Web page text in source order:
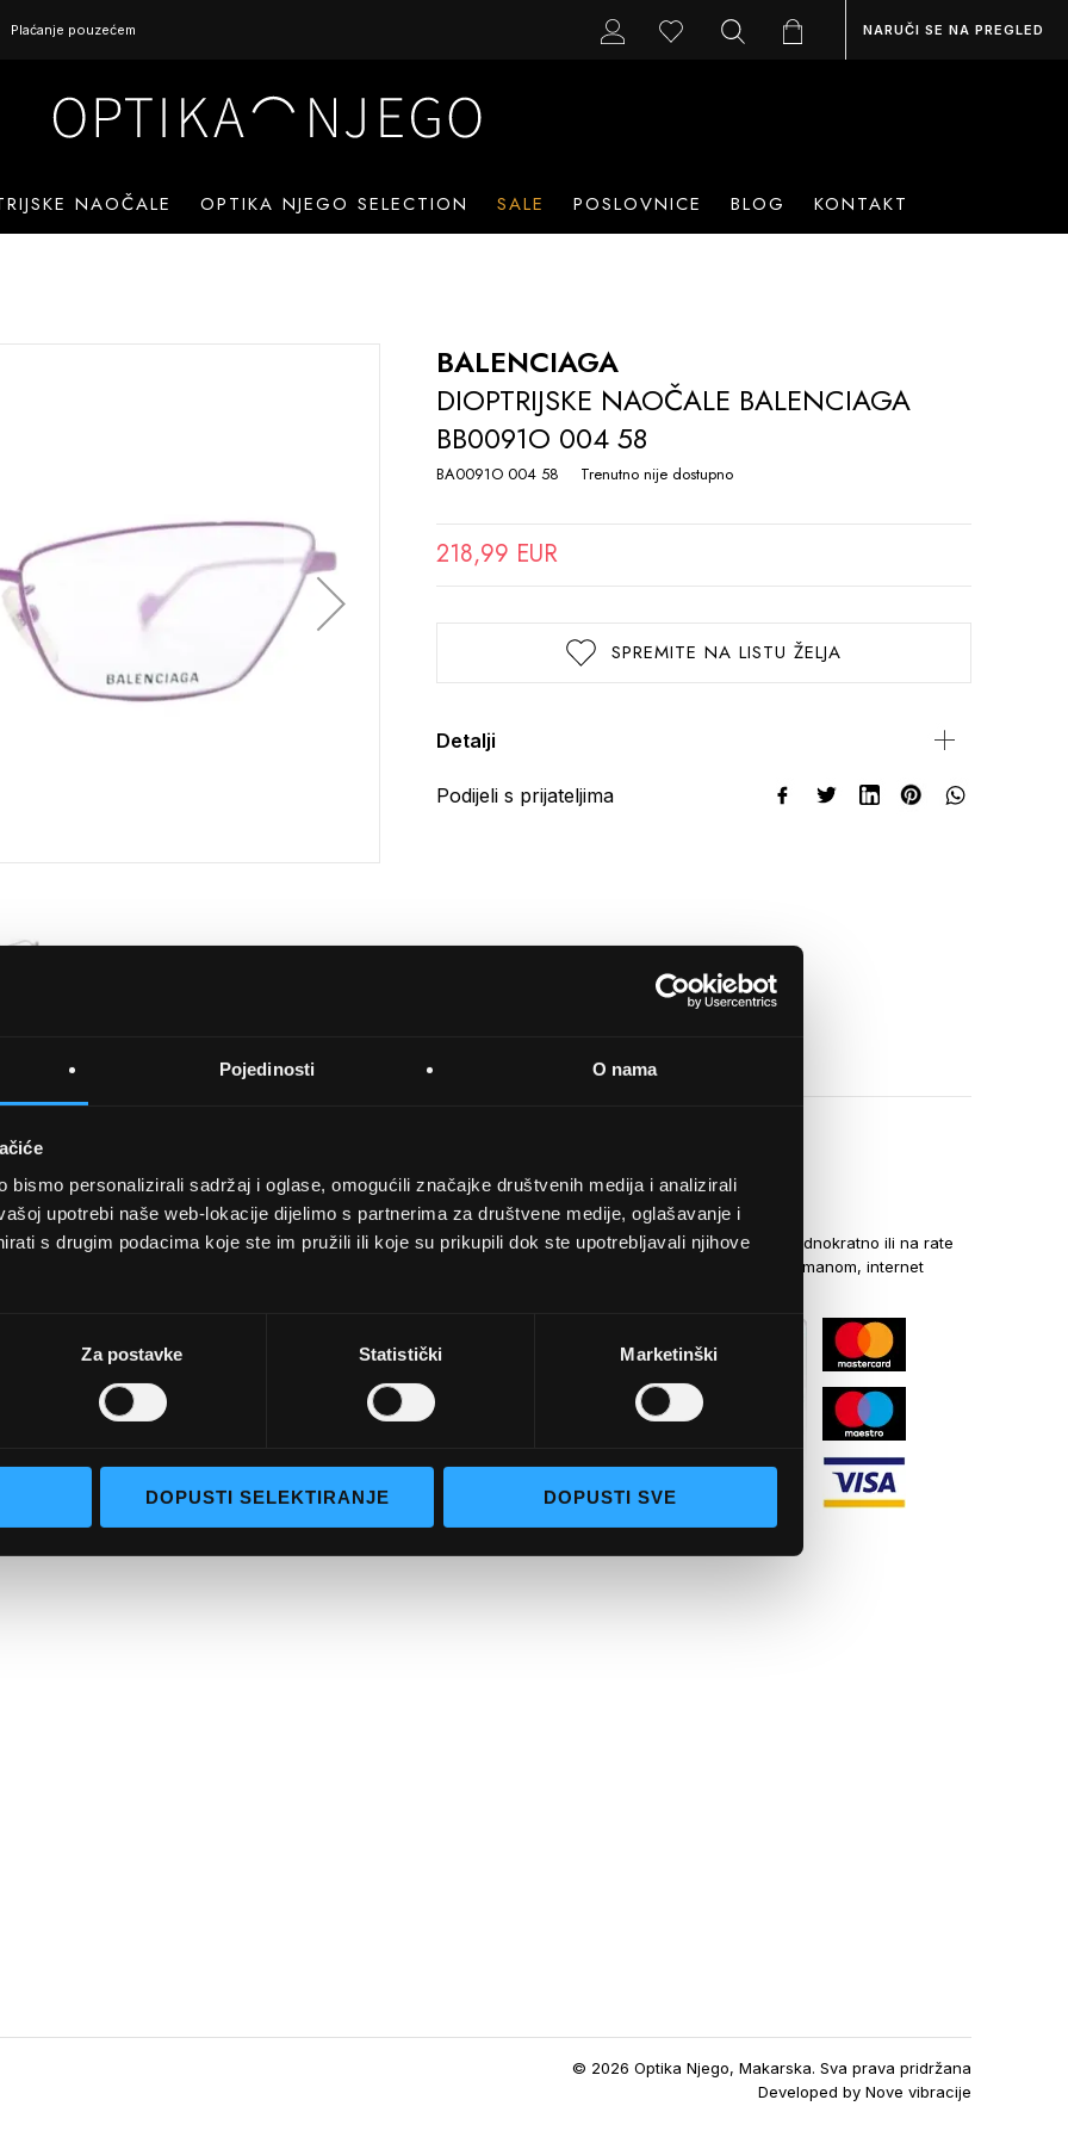
Pojedinosti O nama
bismo personalizirali sadržaj i oglase, omogućili značajke društvenih medija i analizirali
upotrebi naše web-lokacije dijelimo s partnerima za društvene medije, oglašavanje i
s drugim podacima koje ste im pružili ili koje su prikupili dok ste upotrebljavali njihove
Za postavke Statistički Marketinški
DOPUSTI SELEKTIRANJE DOPUSTI SVE
Plaćanje pouzećem NARUČI SE NA PREGLED
NAOČALE OPTIKA NJEGO SELECTION SALE POSLOVNICE BLOG KONTAKT
BALENCIAGA
DIOPTRIJSKE NAOČALE BALENCIAGA
BB0091O 004 58
BA0091O 004 58 Trenutno nije dostupno
218,99 EUR
SPREMITE NA LISTU ŽELJA
Detalji
Podijeli s prijateljima
selection
UVJETI KUPNJE
Opći uvjeti poslovanja
Napredno pretraživanje
Narudžbe i povrati
NAČINI PLAĆANJA
Kreditnim karticama jednokratno ili na rate
općom uplatnicom, virmanom, internet
© 2026 Optika Njego, Makarska. Sva prava pridržana
Developed byNove vibracije